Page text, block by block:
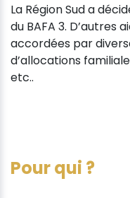
La Région Sud a
du BAFA 3. D’autres
accordées par
d’allocations
etc..
Pour qui ?